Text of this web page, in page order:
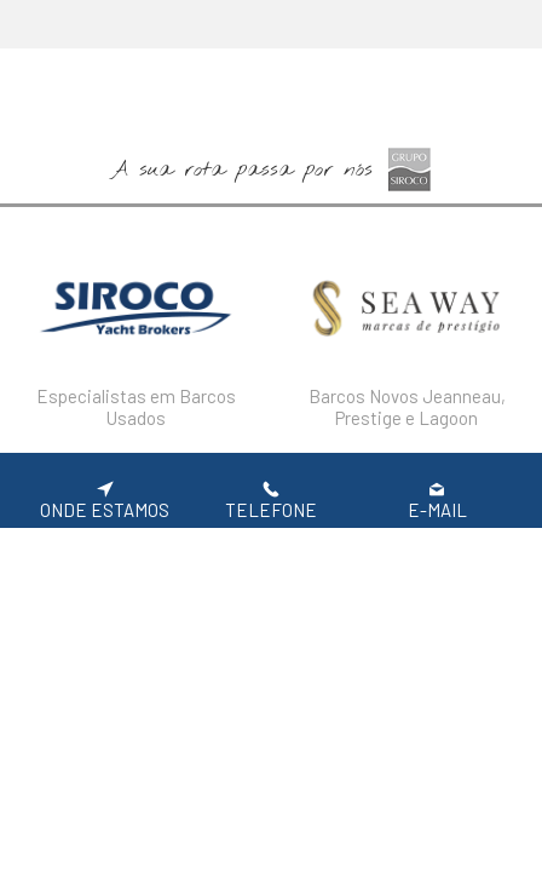
A sua rota passa por nós
Especialistas em Barcos
Usados
Barcos Novos Jeanneau,
Prestige e Lagoon
DESTAQUES POLÍTICA DE PRIVACIDADE
ONDE ESTAMOS TELEFONE E-MAIL